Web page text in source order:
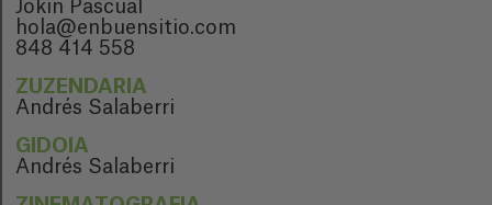
Jokin Pascual
hola@enbuensitio.com
848 414 558
ZUZENDARIA
Andrés Salaberri
GIDOIA
Andrés Salaberri